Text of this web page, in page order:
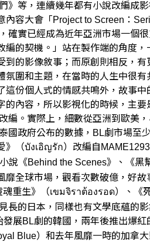
》等，連續幾年都有小說改編
容大會「Project to Screen：
實已經成為近年亞洲市場一個
編的契機。」站在製作端的角
的影像敘事；而原創則相反，
氛圍和主題，在當時的人生中
份個人式的情感共鳴外，故事
內容，所以影視化的時候，主
編。實際上，細數從亞洲到歐
國政府公布的數據，BL劇市場
（บังเอิญรัก）改編自
說《Behind the Scenes》、《
全球市場，觀看次數破億，好
重生》（เขมจิราต้องรอด）、
長的日本，同樣也有文學底蘊
展BL劇的韓國，兩年後推出爆
Blue）和去年風靡一時的加